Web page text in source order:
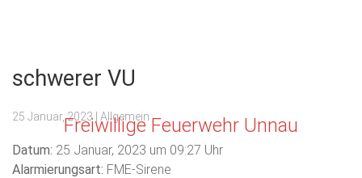
Freiwillige Feuerwehr Unnau
schwerer VU
25 Januar, 2023 | Allgemein
Datum: 25 Januar, 2023 um 09:27 Uhr
Alarmierungsart: FME-Sirene